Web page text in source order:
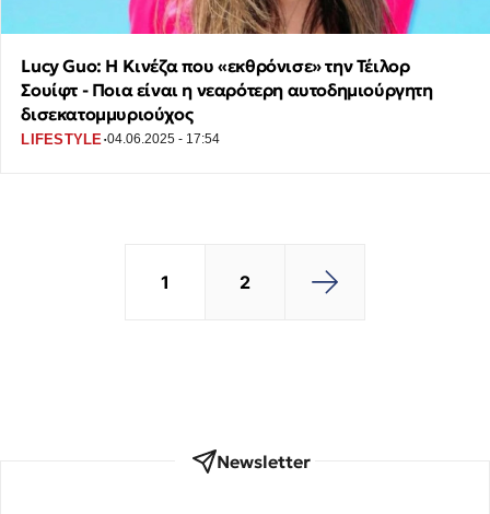
Lucy Guo: Η Κινέζα που «εκθρόνισε» την Τέιλορ
Σουίφτ - Ποια είναι η νεαρότερη αυτοδημιούργητη
δισεκατομμυριούχος
LIFESTYLE ·04.06.2025 - 17:54
1 2
Newsletter